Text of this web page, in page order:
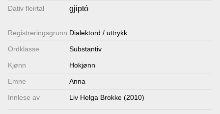
Dativ fleirtal gjiptó
Registrerings­grunn Dialektord / uttrykk
Ordklasse Substantiv
Kjønn Hokjønn
Emne Anna
Innlese av Liv Helga Brokke (2010)